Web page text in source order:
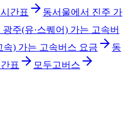
간표
동서울에서 진주 가
주(유·스퀘어) 가는 고속버
) 가는 고속버스 요금
동
표
모두고버스